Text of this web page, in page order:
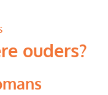
ouders?